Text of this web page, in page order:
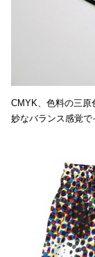
CMYK、色料の三原
妙なバランス感覚